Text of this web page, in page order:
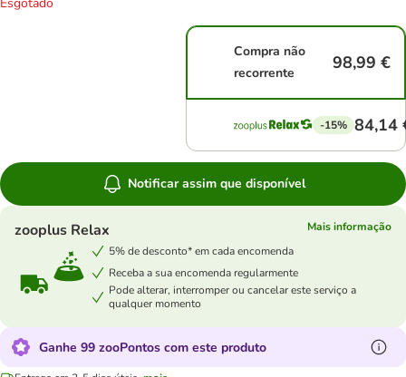
Compra não
recorrente
98,99 €
-15% 84,14
Notificar assim que disponível
zooplus Relax
Mais informação
5% de desconto* em cada encomenda
Receba a sua encomenda regularmente
Pode alterar, interromper ou cancelar este serviço a
qualquer momento
Ganhe 99 zooPontos com este produto